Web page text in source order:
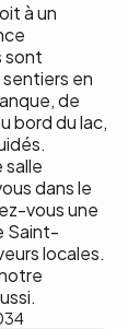
à un
sont
en
de
bord du lac,
dans le
vous une
Saint-
locales.